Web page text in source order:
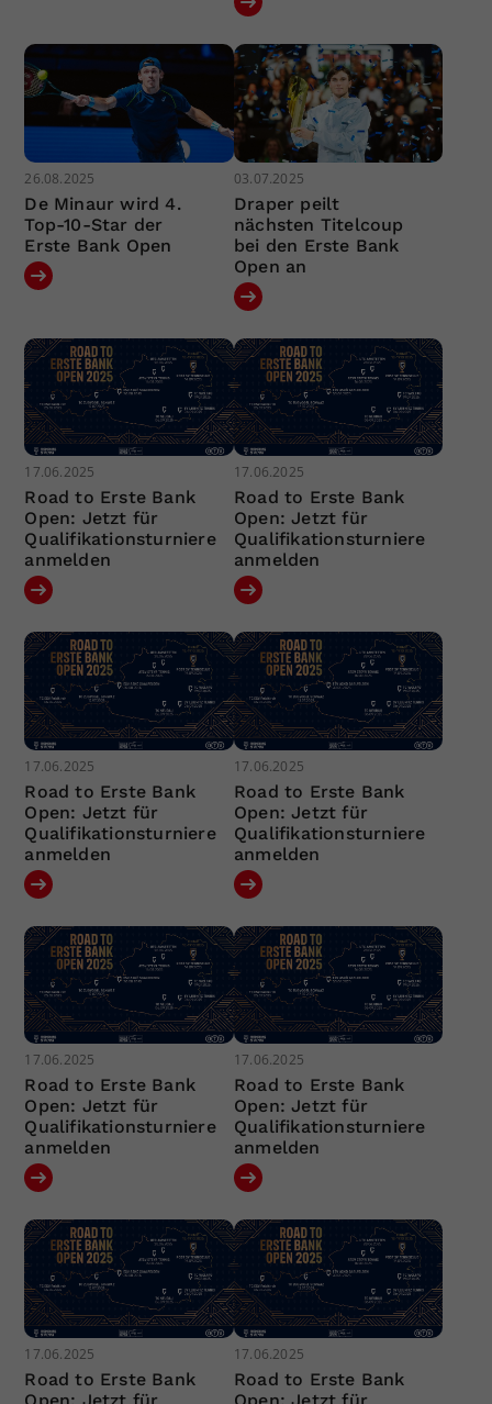
26.08.2025
De Minaur wird 4.
Top-10-Star der
Erste Bank Open
03.07.2025
Draper peilt
nächsten Titelcoup
bei den Erste Bank
Open an
17.06.2025
Road to Erste Bank
Open: Jetzt für
Qualifikationsturniere
anmelden
17.06.2025
Road to Erste Bank
Open: Jetzt für
Qualifikationsturniere
anmelden
17.06.2025
Road to Erste Bank
Open: Jetzt für
Qualifikationsturniere
anmelden
17.06.2025
Road to Erste Bank
Open: Jetzt für
Qualifikationsturniere
anmelden
17.06.2025
Road to Erste Bank
Open: Jetzt für
Qualifikationsturniere
anmelden
17.06.2025
Road to Erste Bank
Open: Jetzt für
Qualifikationsturniere
anmelden
17.06.2025
Road to Erste Bank
17.06.2025
Road to Erste Bank